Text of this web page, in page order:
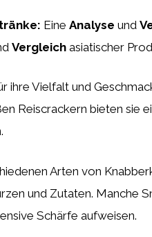
Eine Analyse und
Vergleich asiatischer
ihre Vielfalt und
Reiscrackern bieten sie
Arten von
und Zutaten. Manche
Schärfe aufweisen.